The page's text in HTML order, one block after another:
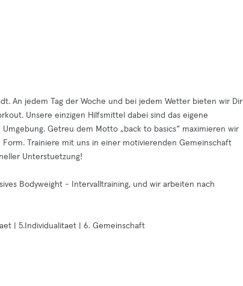
An jedem Tag der Woche und bei jedem Wetter bieten wir Dir
Unsere einzigen Hilfsmittel dabei sind das eigene
Getreu dem Motto „back to basics“ maximieren wir
Trainiere mit uns in einer motivierenden Gemeinschaft
Unterstuetzung!
Bodyweight - Intervalltraining, und wir arbeiten nach
| 5.Individualitaet | 6. Gemeinschaft